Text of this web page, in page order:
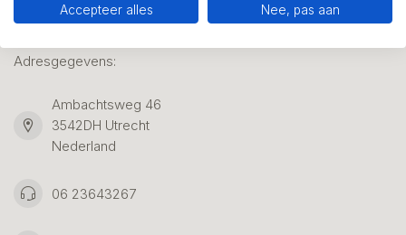
Adresgegevens:
Ambachtsweg 46
3542DH Utrecht
Nederland
06 23643267
Accepteer alles Nee, pas aan